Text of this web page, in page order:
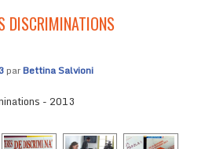
DISCRIMINATIONS
parBettina Salvioni
- 2013